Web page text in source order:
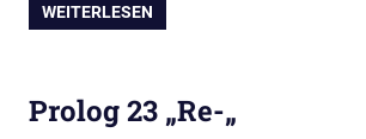
WEITERLESEN
Prolog 23 „Re-„